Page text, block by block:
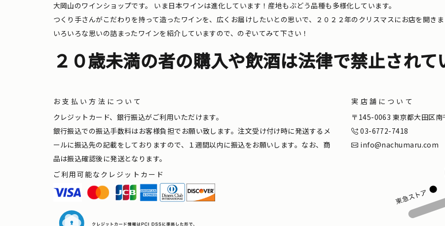
大岡山のワインショップです。
いま日本ワインは進化しています！産地もぶどう品種も多様化しています。
つくり手さんがこだわりを持って造ったワインを、広くお届けしたいとの思いで、２０２２年のクリスマスにお店を開きま
いろいろな思いの詰まったワインを紹介していますので、のぞいてみて下さい！
２０歳未満の者の購入や飲酒は法律で禁止されて
お支払い方法について
クレジットカード、銀行振込がご利用いただけます。
銀行振込での振込手数料はお客様負担でお願い致します。注文受け付け時に発送するメ
ールに振込先の記載をしておりますので、１週間以内に振込をお願いします。なお、商
品は振込確認後に発送となります。
ご利用可能なクレジットカード
実店舗について
〒145-0063 東京都大田区南
03-6772-7418
info@nachumaru.com